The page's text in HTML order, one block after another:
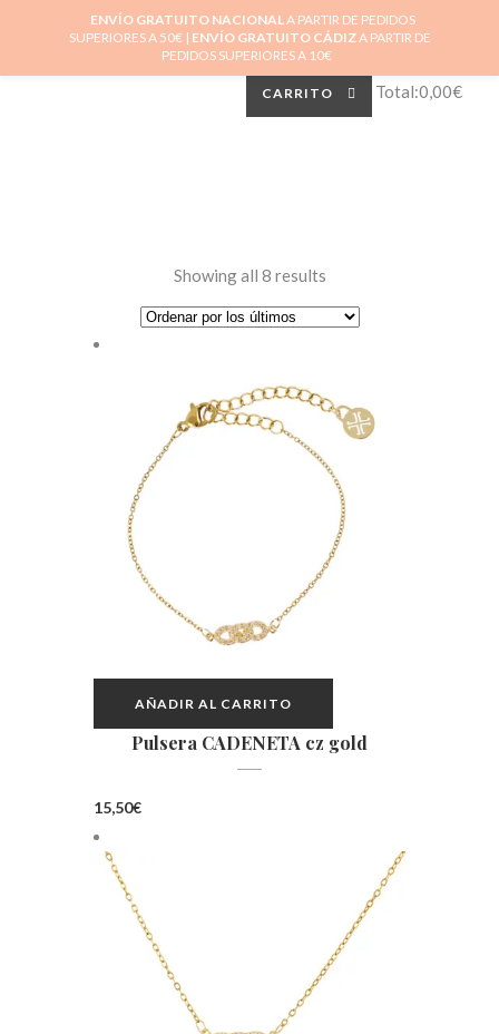
0
No hay productos en el carrito.
CARRITO Total:0,00€
Showing all 8 results
AÑADIR AL CARRITO
Pulsera CADENETA cz gold
15,50€
ENVÍO GRATUITO NACIONALA PARTIR DE PEDIDOS
SUPERIORES A 50€ | ENVÍO GRATUITO CÁDIZA PARTIR DE
PEDIDOS SUPERIORES A 10€